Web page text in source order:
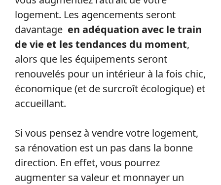
logement. Les agencements seront
davantage en adéquation avec le train
de vie et les tendances du moment,
alors que les équipements seront
renouvelés pour un intérieur à la fois chic,
économique (et de surcroît écologique) et
accueillant.
Si vous pensez à vendre votre logement,
sa rénovation est un pas dans la bonne
direction. En effet, vous pourrez
augmenter sa valeur et monnayer un